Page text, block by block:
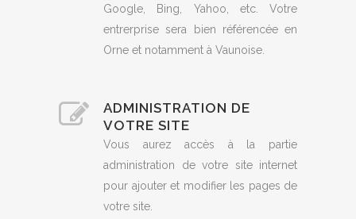
Google, Bing, Yahoo, etc. Votre
entrerprise sera bien référencée en
Orne et notamment à Vaunoise.
ADMINISTRATION DE
VOTRE SITE
Vous aurez accès à la partie
administration de votre site internet
pour ajouter et modifier les pages de
votre site.